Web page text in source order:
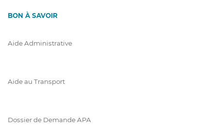
BON À SAVOIR
Aide Administrative
Aide au Transport
Dossier de Demande APA